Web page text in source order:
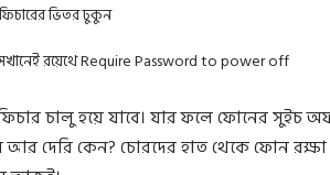
ভিতর ঢুকুন
রয়েথে Require Password to power off
চালু হয়ে যাবে। যার ফলে ফোনের সুইচ
আর দেরি কেন? চোরদের হাত থেকে ফোন